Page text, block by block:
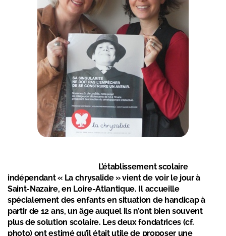
L’établissement scolaire
indépendant « La chrysalide » vient de voir le jour à
Saint-Nazaire, en Loire-Atlantique. Il accueille
spécialement des enfants en situation de handicap à
partir de 12 ans, un âge auquel ils n’ont bien souvent
plus de solution scolaire. Les deux fondatrices (cf.
photo) ont estimé qu’il était utile de proposer une